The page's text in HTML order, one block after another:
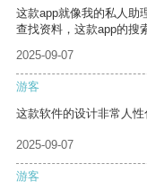
这款app就像我的私人助
查找资料，这款app的搜
2025-09-07
游客
这款软件的设计非常人性
2025-09-07
游客